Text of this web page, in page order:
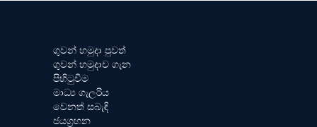
ගුවන් හමුදා පුවත්
ගුවන් හමුදාව ගැන
පිහිටුවීම
මාධ්‍ය ගැලරිය
වෙනත් සබැඳි
ජයග්‍රහන